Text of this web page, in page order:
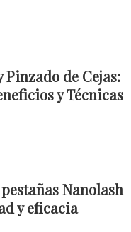
de Cejas:
y Técnicas
Nanolash
y eficacia